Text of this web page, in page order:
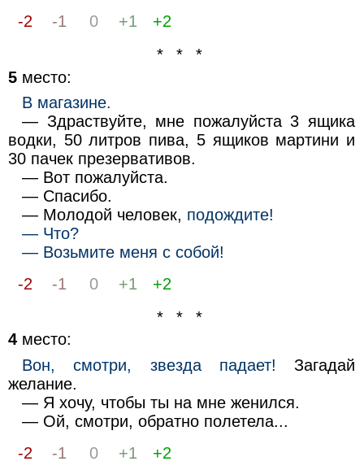
-2
-1 0 +1
+2
* * *
5место:
В магазине.
— Здраствуйте, мне пожалуйста 3 ящика
водки, 50 литров пива, 5 ящиков мартини и
30 пачек презервативов.
— Вот пожалуйста.
— Спасибо.
— Молодой человек, подождите!
— Что?
— Возьмите меня с собой!
-2
-1 0 +1
+2
* * *
4место:
Вон, смотри, звезда падает! Загадай
желание.
— Я хочу, чтобы ты на мне женился.
— Ой, смотри, обратно полетела...
-2
-1 0 +1
+2